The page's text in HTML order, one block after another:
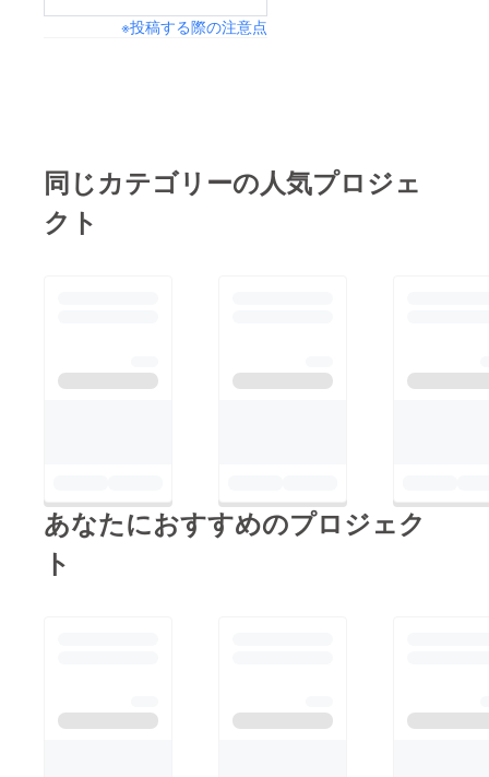
※投稿する際の注意点
同じカテゴリーの人気プロジェ
クト
あなたにおすすめのプロジェク
ト